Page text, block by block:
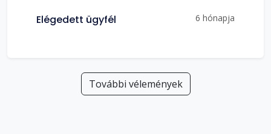
Elégedett ügyfél 6 hónapja
További vélemények